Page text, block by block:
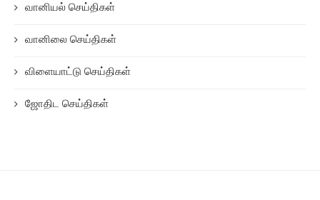
வானியல் செய்திகள்
வானிலை செய்திகள்
விளையாட்டு செய்திகள்
ஜோதிட செய்திகள்